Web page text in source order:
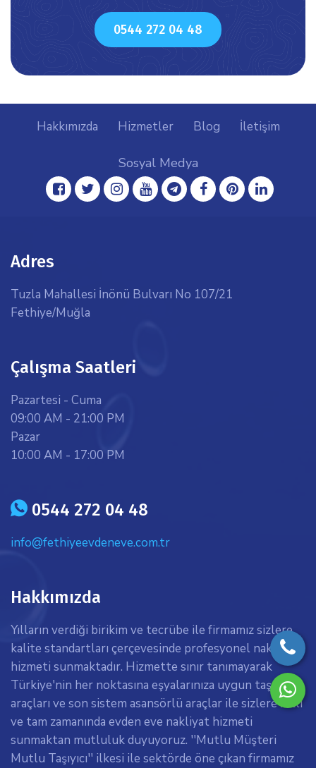
0544 272 04 48
Hakkımızda Hizmetler Blog İletişim
Sosyal Medya
facebook
twitterinstagram
youtubetelegramfacebookpinterestlinkedin
Adres
Tuzla Mahallesi İnönü Bulvarı No 107/21
Fethiye/Muğla
Çalışma Saatleri
Pazartesi - Cuma
09:00 AM - 21:00 PM
Pazar
10:00 AM - 17:00 PM
icon
0544 272 04 48
info@fethiyeevdeneve.com.tr
Hakkımızda
Yılların verdiği birikim ve tecrübe ile firmamız sizlere
kalite standartları çerçevesinde profesyonel nakliyat
hizmeti sunmaktadır. Hizmette sınır tanımayarak
Türkiye'nin her noktasına eşyalarınıza uygun taşıma
araçları ve son sistem asansörlü araçlar ile sizlere hızlı
ve tam zamanında evden eve nakliyat hizmeti
sunmaktan mutluluk duyuyoruz. ''Mutlu Müşteri
Mutlu Taşıyıcı'' ilkesi ile sektörde öne çıkan firmamız